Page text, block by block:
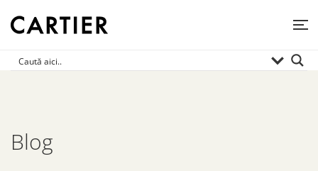
Blog